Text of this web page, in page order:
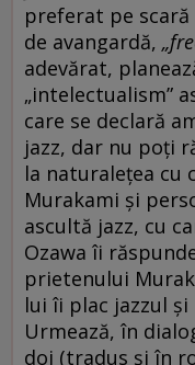
preferat pe scară
de avangardă,
adevărat,
„intelectualism”
care se declară
jazz, dar nu poți
la naturalețea cu
Murakami și
ascultă jazz, cu
Ozawa îi
prietenului
lui îi plac jazzul și
Urmează, în
doi (tradus și în